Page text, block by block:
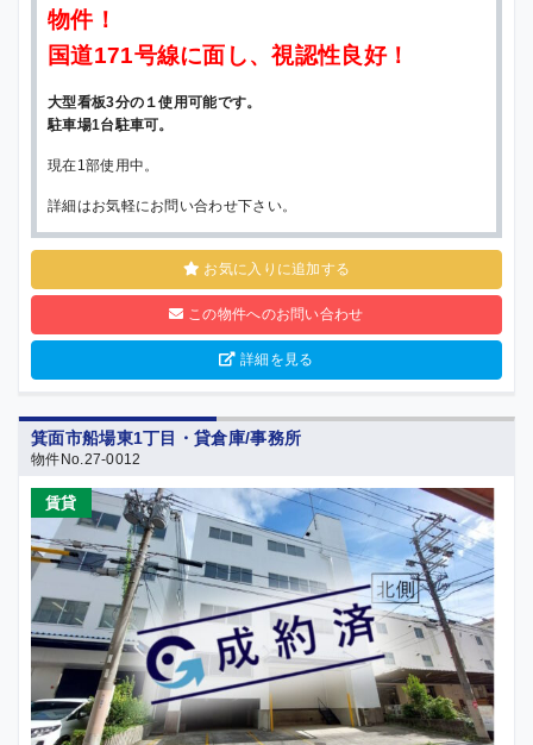
物件！
国道171号線に面し、視認性良好！
大型看板3分の１使用可能です。
駐車場1台駐車可。
現在1部使用中。
詳細はお気軽にお問い合わせ下さい。
お気に入りに追加する
この物件へのお問い合わせ
詳細を見る
箕面市船場東1丁目・貸倉庫/事務所
物件No.27-0012
賃貸